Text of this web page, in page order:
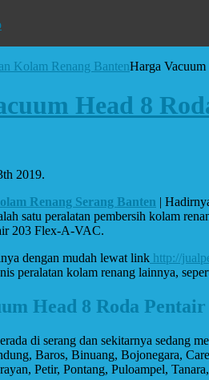
Kolam Renang BantenHarga
Head 8
2019.
Renang Serang Banten |
satu peralatan pembersih kolam
203 Flex-A-VAC.
dengan mudah lewat link http://
peralatan kolam renang lainnya,
Head 8 Roda
di serang dan sekitarnya sedang
Baros, Binuang, Bojonegara,
Petir, Pontang, Puloampel,